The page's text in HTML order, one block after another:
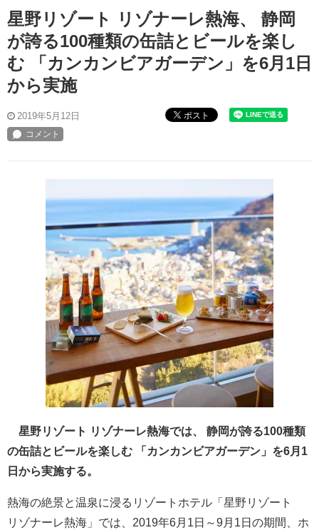
星野リゾート リゾナーレ熱海、 静岡
が誇る100種類の缶詰とビールを楽し
む 「カンカンビアガーデン」を6月1日
から実施
2019年5月12日 ポスト
星野リゾート リゾナーレ熱海では、 静岡が誇る100種類
の缶詰とビールを楽しむ 「カンカンビアガーデン」を6月1
日から実施する。
熱海の絶景と温泉に浸るリゾートホテル「星野リゾート
リゾナーレ熱海」では、2019年6月1日～9月1日の期間、ホ